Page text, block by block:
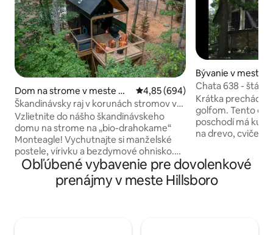
Dom na strome v meste M
onteagle
Priemerné ohodnotenie 4,85 z
4,85 (694)
Škandinávsky raj v korunách stromov v
Terralodge
Vzlietnite do nášho škandinávskeho
domu na strome na „bio-drahokame“
Monteagle! Vychutnajte si manželské
postele, vírivku a bezdymové ohnisko.
Plávajte alebo rybárte v spoločnom
rybníku, choďte na výlet do našej
jaskyne alebo si zahrajte hry na trávniku.
Bývanie v meste
er
Chata 638 -
Krátka
golfom. Tento
poschodí má
na drevo,
priestoru.
Fort s viacerými
rybolovom,
Obľúbené vybavenie pre dovolenkové
prenájmy v meste Hillsboro